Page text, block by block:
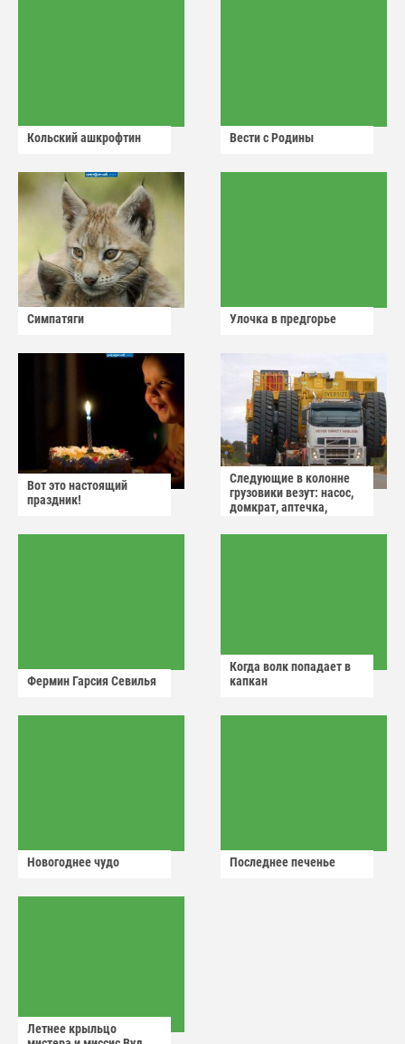
Кольский ашкрофтин Вести с Родины
Симпатяги Улочка в предгорье
Вот это настоящий
праздник!
Следующие в колонне
грузовики везут: насос,
домкрат, аптечка,
Фермин Гарсия Севилья
Когда волк попадает в
капкан
Новогоднее чудо Последнее печенье
Летнее крыльцо